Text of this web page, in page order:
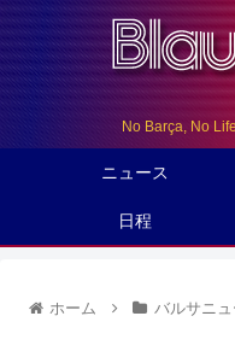
No Barça, No
ニュース
日程
ホーム バルサニュ